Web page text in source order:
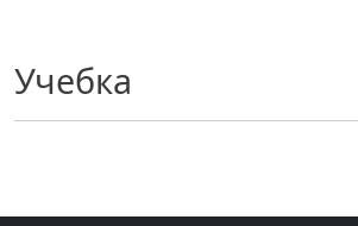
Учебка